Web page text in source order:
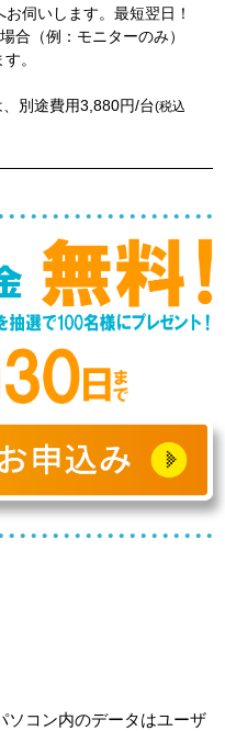
伺いします。最短翌日！
合（例：モニターのみ）
。
別途費用3,880円/台(税込
ソコン内のデータはユーザ